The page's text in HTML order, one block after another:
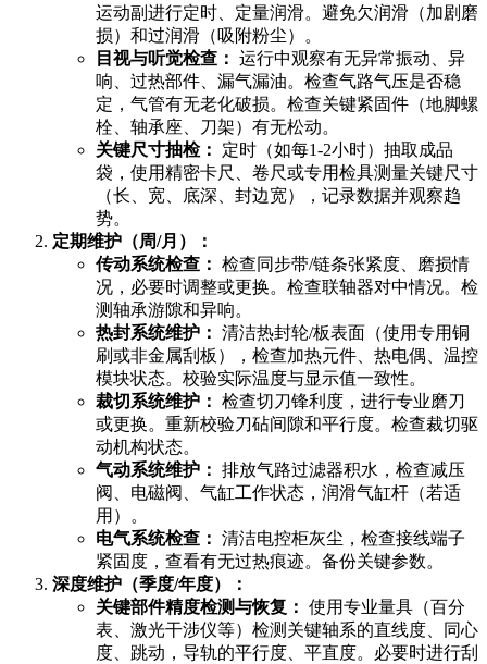
运动副进行定时、定量润滑。避免欠润滑（加剧磨
损）和过润滑（吸附粉尘）。
目视与听觉检查： 运行中观察有无异常振动、异
响、过热部件、漏气漏油。检查气路气压是否稳
定，气管有无老化破损。检查关键紧固件（地脚螺
栓、轴承座、刀架）有无松动。
关键尺寸抽检：
定时（如每1-2小时）抽取成品
袋，使用精密卡尺、卷尺或专用检具测量关键尺寸
（长、宽、底深、封边宽），记录数据并观察趋
势。
定期维护（周/月）：
传动系统检查： 检查同步带/链条张紧度、磨损情
况，必要时调整或更换。检查联轴器对中情况。检
测轴承游隙和异响。
热封系统维护： 清洁热封轮/板表面（使用专用铜
刷或非金属刮板），检查加热元件、热电偶、温控
模块状态。校验实际温度与显示值一致性。
裁切系统维护： 检查切刀锋利度，进行专业磨刀
或更换。重新校验刀砧间隙和平行度。检查裁切驱
动机构状态。
气动系统维护： 排放气路过滤器积水，检查减压
阀、电磁阀、气缸工作状态，润滑气缸杆（若适
用）。
电气系统检查： 清洁电控柜灰尘，检查接线端子
紧固度，查看有无过热痕迹。备份关键参数。
深度维护（季度/年度）：
关键部件精度检测与恢复： 使用专业量具（百分
表、激光干涉仪等）检测关键轴系的直线度、同心
度、跳动，导轨的平行度、平直度。必要时进行刮